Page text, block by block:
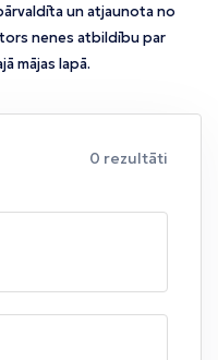
un atjaunota no
nenes atbildību par
mājas lapā.
0 rezultāti